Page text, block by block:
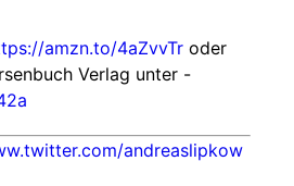
amzn.to/4aZvvTr oder
Verlag unter -
andreaslipkow